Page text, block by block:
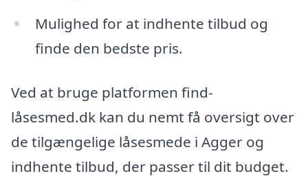
Mulighed for at indhente tilbud og
finde den bedste pris.
Ved at bruge platformen find-
låsesmed.dk kan du nemt få oversigt over
de tilgængelige låsesmede i Agger og
indhente tilbud, der passer til dit budget.